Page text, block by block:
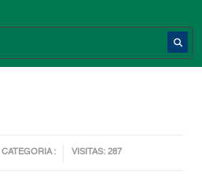
CATEGORIA : VISITAS: 287